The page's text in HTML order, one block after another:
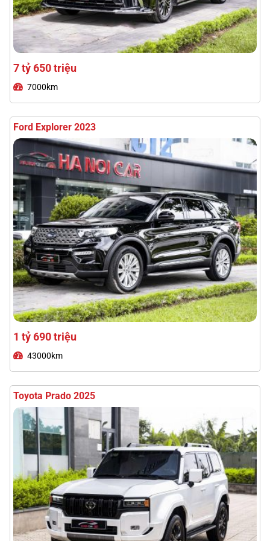
Ford Explorer 2023
1 tỷ 690 triệu
43000km
Toyota Prado 2025
3 tỷ 480 triệu
18000km